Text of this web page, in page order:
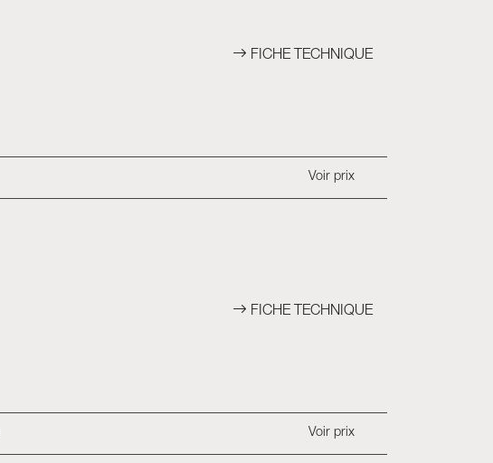
FICHE TECHNIQUE
Voir prix
FICHE TECHNIQUE
Voir prix